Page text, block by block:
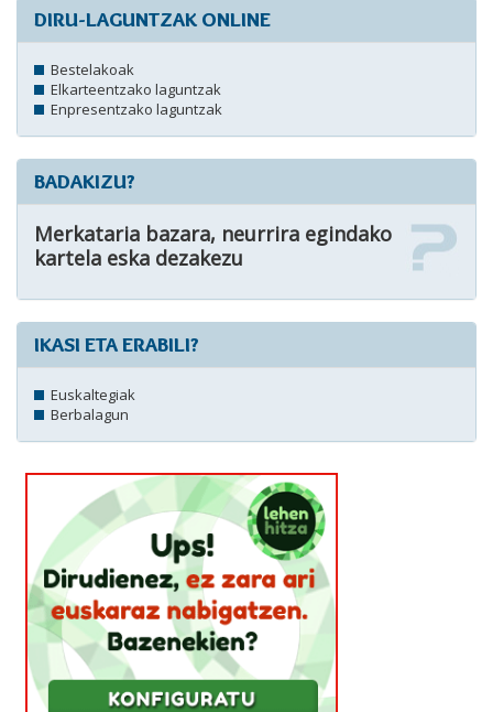
DIRU-LAGUNTZAK ONLINE
Bestelakoak
Elkarteentzako laguntzak
Enpresentzako laguntzak
BADAKIZU?
Merkataria bazara, neurrira egindako
kartela eska dezakezu
IKASI ETA ERABILI?
Euskaltegiak
Berbalagun